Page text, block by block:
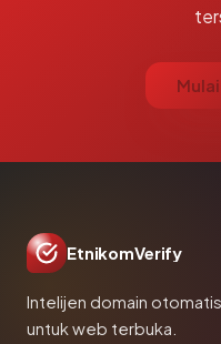
EtnikomVerify
Intelijen domain
untuk web terbuka.